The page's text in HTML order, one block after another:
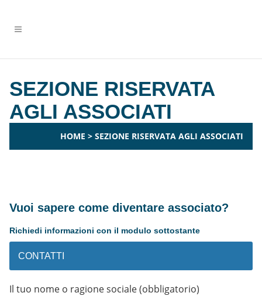
SEZIONE RISERVATA
AGLI ASSOCIATI
HOME > SEZIONE RISERVATA AGLI ASSOCIATI
Vuoi sapere come diventare associato?
Richiedi informazioni con il modulo sottostante
CONTATTI
Il tuo nome o ragione sociale (obbligatorio)